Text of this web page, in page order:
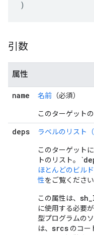
引数
属性
name 名前 （必須）
このターゲット
deps ラベルのリスト
このターゲット
トのリスト。 `
ほとんどのビル
性をご覧ください
この属性は、
に使用する必要
型プログラムの
は、 srcs のコー